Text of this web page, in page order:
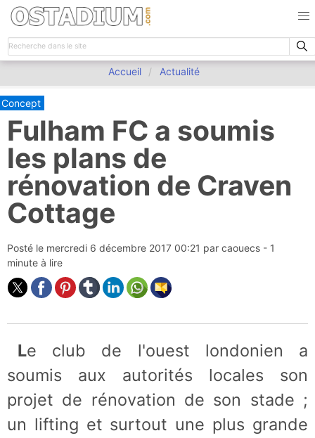
Accueil Actualité
Concept
Fulham FC a soumis
les plans de
rénovation de Craven
Cottage
Posté le mercredi 6 décembre 2017 00:21 par caouecs - 1
minute à lire
Le club de l'ouest londonien a
soumis aux autorités locales son
projet de rénovation de son stade ;
un lifting et surtout une plus grande